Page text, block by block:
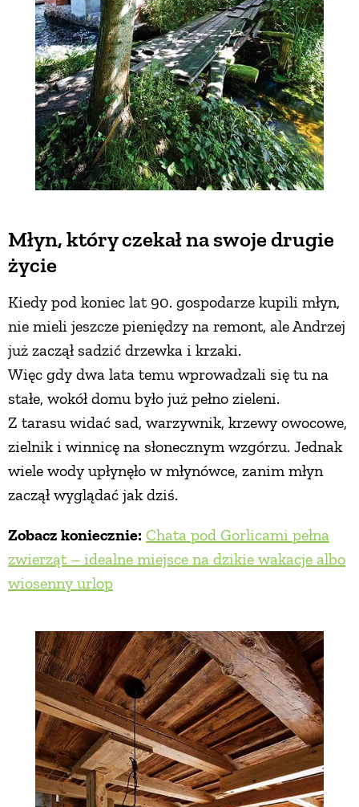
Młyn, który czekał na swoje drugie
życie
Kiedy pod koniec lat 90. gospodarze kupili młyn,
nie mieli jeszcze pieniędzy na remont, ale Andrzej
już zaczął sadzić drzewka i krzaki.
Więc gdy dwa lata temu wprowadzali się tu na
stałe, wokół domu było już pełno zieleni.
Z tarasu widać sad, warzywnik, krzewy owocowe,
zielnik i winnicę na słonecznym wzgórzu. Jednak
wiele wody upłynęło w młynówce, zanim młyn
zaczął wyglądać jak dziś.
Zobacz koniecznie: Chata pod Gorlicami pełna
zwierząt – idealne miejsce na dzikie wakacje albo
wiosenny urlop